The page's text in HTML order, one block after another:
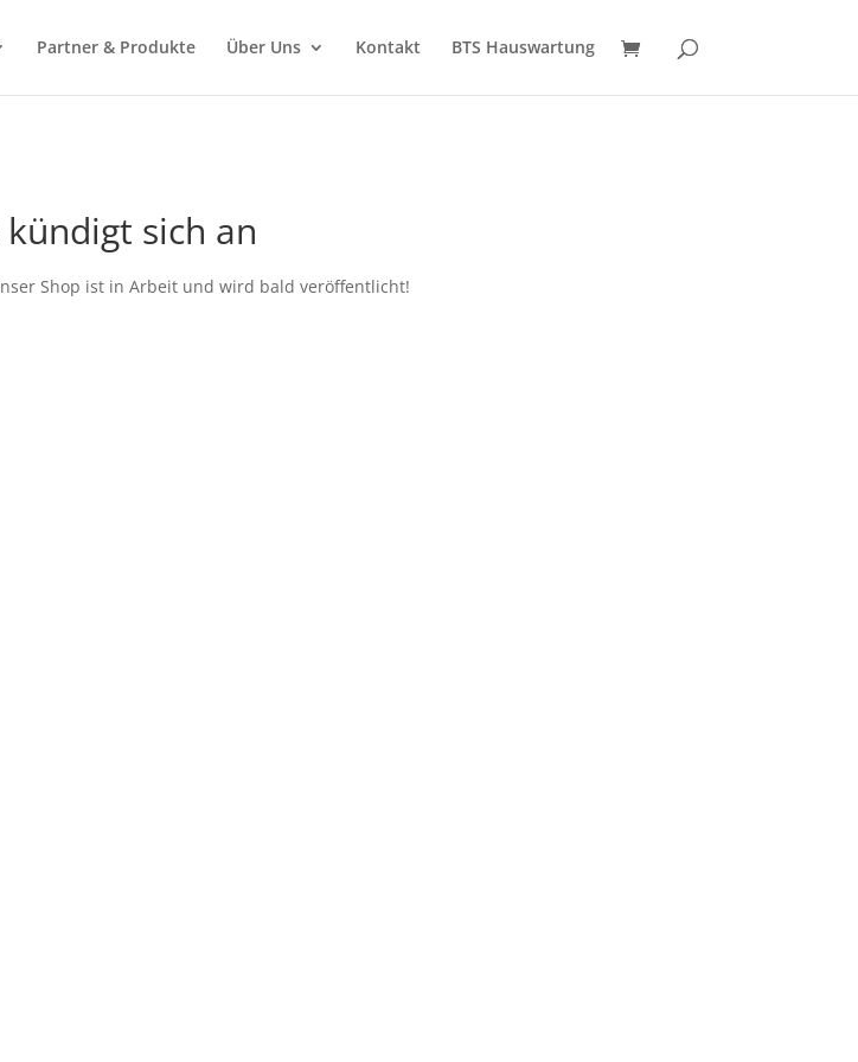
Partner & Produkte Über Uns Kontakt BTS Hauswartung
kündigt sich an
Shop ist in Arbeit und wird bald veröffentlicht!